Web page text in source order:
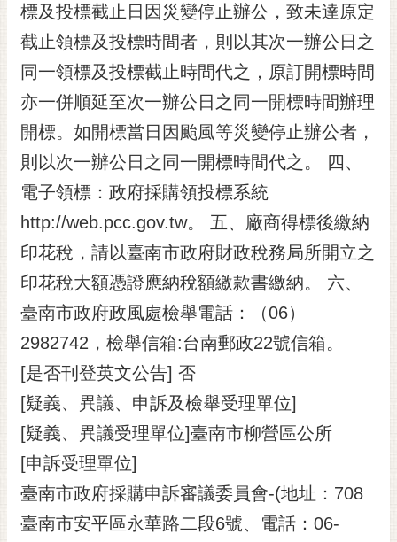
標及投標截止日因災變停止辦公，致未達原定
截止領標及投標時間者，則以其次一辦公日之
同一領標及投標截止時間代之，原訂開標時間
亦一併順延至次一辦公日之同一開標時間辦理
開標。如開標當日因颱風等災變停止辦公者，
則以次一辦公日之同一開標時間代之。 四、
電子領標：政府採購領投標系統
http://web.pcc.gov.tw。 五、廠商得標後繳納
印花稅，請以臺南市政府財政稅務局所開立之
印花稅大額憑證應納稅額繳款書繳納。 六、
臺南市政府政風處檢舉電話：（06）
2982742，檢舉信箱:台南郵政22號信箱。
[是否刊登英文公告] 否
[疑義、異議、申訴及檢舉受理單位]
[疑義、異議受理單位]臺南市柳營區公所
[申訴受理單位]
臺南市政府採購申訴審議委員會-(地址：708
臺南市安平區永華路二段6號、電話：06-